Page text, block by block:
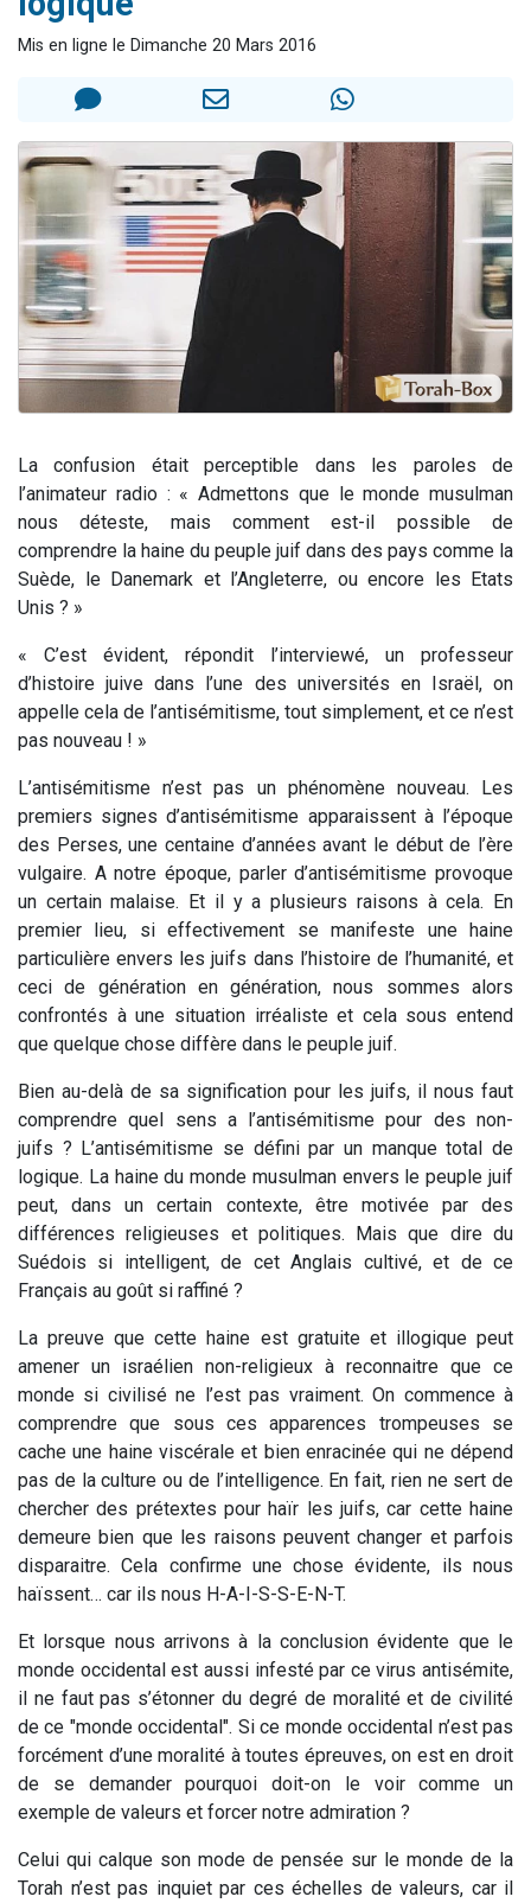
Eli vient de donner son Maasser
Lisbel Esther vient de donner son Maasser
Mis en ligne le Dimanche 20 Mars 2016
La confusion était perceptible dans les paroles de
l’animateur radio : « Admettons que le monde musulman
nous déteste, mais comment est-il possible de
comprendre la haine du peuple juif dans des pays comme la
Suède, le Danemark et l’Angleterre, ou encore les Etats
Unis ? »
« C’est évident, répondit l’interviewé, un professeur
d’histoire juive dans l’une des universités en Israël, on
appelle cela de l’antisémitisme, tout simplement, et ce n’est
pas nouveau ! »
L’antisémitisme n’est pas un phénomène nouveau. Les
premiers signes d’antisémitisme apparaissent à l’époque
des Perses, une centaine d’années avant le début de l’ère
vulgaire. A notre époque, parler d’antisémitisme provoque
un certain malaise. Et il y a plusieurs raisons à cela. En
premier lieu, si effectivement se manifeste une haine
particulière envers les juifs dans l’histoire de l’humanité, et
ceci de génération en génération, nous sommes alors
confrontés à une situation irréaliste et cela sous entend
que quelque chose diffère dans le peuple juif.
Bien au-delà de sa signification pour les juifs, il nous faut
comprendre quel sens a l’antisémitisme pour des non-
juifs ? L’antisémitisme se défini par un manque total de
logique. La haine du monde musulman envers le peuple juif
peut, dans un certain contexte, être motivée par des
différences religieuses et politiques. Mais que dire du
Suédois si intelligent, de cet Anglais cultivé, et de ce
Français au goût si raffiné ?
La preuve que cette haine est gratuite et illogique peut
amener un israélien non-religieux à reconnaitre que ce
monde si civilisé ne l’est pas vraiment. On commence à
comprendre que sous ces apparences trompeuses se
cache une haine viscérale et bien enracinée qui ne dépend
pas de la culture ou de l’intelligence. En fait, rien ne sert de
chercher des prétextes pour haïr les juifs, car cette haine
demeure bien que les raisons peuvent changer et parfois
disparaitre. Cela confirme une chose évidente, ils nous
haïssent… car ils nous H-A-I-S-S-E-N-T.
Et lorsque nous arrivons à la conclusion évidente que le
monde occidental est aussi infesté par ce virus antisémite,
il ne faut pas s’étonner du degré de moralité et de civilité
de ce "monde occidental". Si ce monde occidental n’est pas
forcément d’une moralité à toutes épreuves, on est en droit
de se demander pourquoi doit-on le voir comme un
exemple de valeurs et forcer notre admiration ?
Celui qui calque son mode de pensée sur le monde de la
Torah n’est pas inquiet par ces échelles de valeurs, car il